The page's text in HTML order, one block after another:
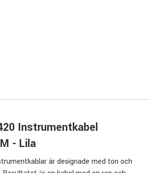
Instrumentkabel
- Lila
är designade med ton och
är en kabel med en ren och